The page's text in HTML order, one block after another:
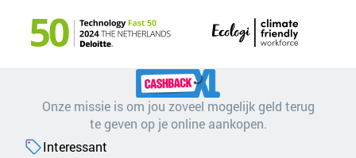
Onze missie is om jou zoveel mogelijk geld terug
te geven op je online aankopen.
Interessant